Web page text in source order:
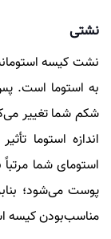
نشتی
نشت کیسه
به استوما است.
شکم شما تغییر
اندازه استوما
استومای شما
پوست می‌شود؛
مناسب‌بودن کیسه